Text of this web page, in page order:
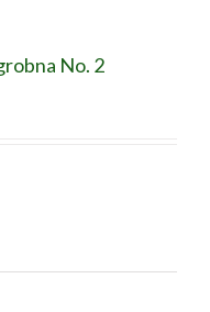
No. 2